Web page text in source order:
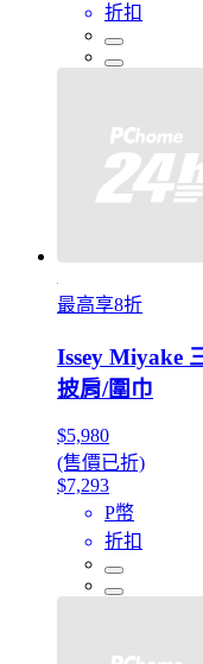
折扣
最高享8折
Issey Miyake
披肩/圍巾
$5,980
(售價已折)
$7,293
P幣
折扣